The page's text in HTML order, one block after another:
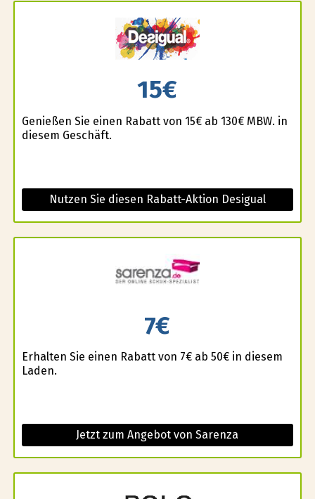
15€
Genießen Sie einen Rabatt von 15€ ab 130€ MBW. in
diesem Geschäft.
Nutzen Sie diesen Rabatt-Aktion Desigual
7€
Erhalten Sie einen Rabatt von 7€ ab 50€ in diesem
Laden.
Jetzt zum Angebot von Sarenza